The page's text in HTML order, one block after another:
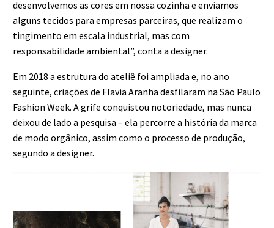
desenvolvemos as cores em nossa cozinha e enviamos
alguns tecidos para empresas parceiras, que realizam o
tingimento em escala industrial, mas com
responsabilidade ambiental”, conta a designer.
Em 2018 a estrutura do ateliê foi ampliada e, no ano
seguinte, criações de Flavia Aranha desfilaram na São Paulo
Fashion Week. A grife conquistou notoriedade, mas nunca
deixou de lado a pesquisa – ela percorre a história da marca
de modo orgânico, assim como o processo de produção,
segundo a designer.